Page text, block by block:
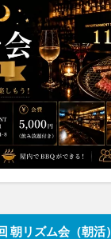
朝リズム会（朝活）